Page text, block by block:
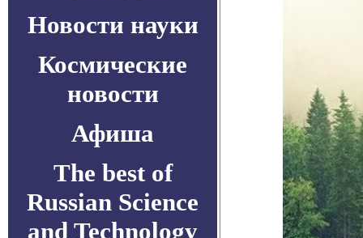
Новости науки
Космические
новости
Афиша
The best of
Russian Science
and Technology